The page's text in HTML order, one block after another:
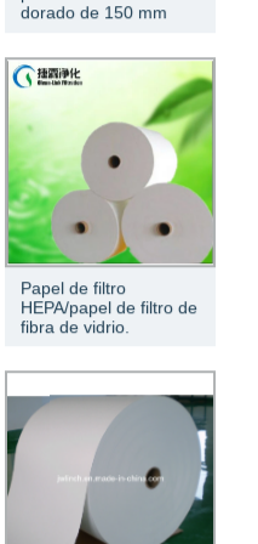
dorado de 150 mm
Papel de filtro
HEPA/papel de filtro de
fibra de vidrio.